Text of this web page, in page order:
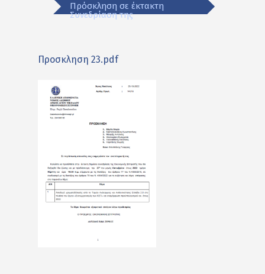
Πρόσκληση σε έκτακτη
Συνεδρίαση της
Προσκληση 23.pdf